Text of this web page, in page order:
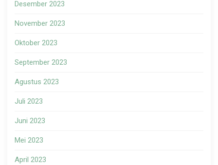
Desember 2023
November 2023
Oktober 2023
September 2023
Agustus 2023
Juli 2023
Juni 2023
Mei 2023
April 2023